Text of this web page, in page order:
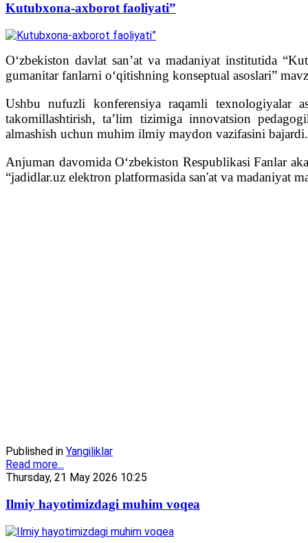
Kutubxona-axborot faoliyati”
O‘zbekiston davlat san’at va madaniyat institutida
gumanitar fanlarni o‘qitishning konseptual asoslari”
Ushbu nufuzli konferensiya raqamli texnologiyalar
takomillashtirish, ta’lim tizimiga innovatsion
almashish uchun muhim ilmiy maydon vazifasini bajardi.
Anjuman davomida Oʻzbekiston Respublikasi Fanlar
“jadidlar.uz elektron platformasida san'at va madaniyat
Published in Yangiliklar
Read more...
Thursday, 21 May 2026 10:25
Ilmiy hayotimizdagi muhim voqea